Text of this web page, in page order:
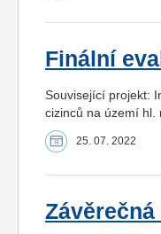
Finální
Související projekt:
cizinců na území hl.
25. 07. 2022